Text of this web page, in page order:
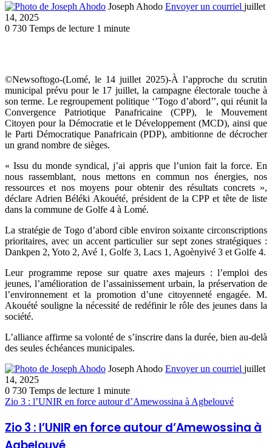
Joseph Ahodo Envoyer un courriel juillet
14, 2025
0 730 Temps de lecture 1 minute
©Newsoftogo-(Lomé, le 14 juillet 2025)-À l’approche du scrutin
municipal prévu pour le 17 juillet, la campagne électorale touche à
son terme. Le regroupement politique ‘’Togo d’abord’’, qui réunit la
Convergence Patriotique Panafricaine (CPP), le Mouvement
Citoyen pour la Démocratie et le Développement (MCD), ainsi que
le Parti Démocratique Panafricain (PDP), ambitionne de décrocher
un grand nombre de sièges.
« Issu du monde syndical, j’ai appris que l’union fait la force. En
nous rassemblant, nous mettons en commun nos énergies, nos
ressources et nos moyens pour obtenir des résultats concrets »,
déclare Adrien Béléki Akouété, président de la CPP et tête de liste
dans la commune de Golfe 4 à Lomé.
La stratégie de Togo d’abord cible environ soixante circonscriptions
prioritaires, avec un accent particulier sur sept zones stratégiques :
Dankpen 2, Yoto 2, Avé 1, Golfe 3, Lacs 1, Agoènyivé 3 et Golfe 4.
Leur programme repose sur quatre axes majeurs : l’emploi des
jeunes, l’amélioration de l’assainissement urbain, la préservation de
l’environnement et la promotion d’une citoyenneté engagée. M.
Akouété souligne la nécessité de redéfinir le rôle des jeunes dans la
société.
L’alliance affirme sa volonté de s’inscrire dans la durée, bien au-delà
des seules échéances municipales.
Joseph Ahodo Envoyer un courriel juillet
14, 2025
0 730 Temps de lecture 1 minute
Zio 3 : l’UNIR en force autour d’Amewossina à Agbelouvé
Zio 3 : l’UNIR en force autour d’Amewossina à